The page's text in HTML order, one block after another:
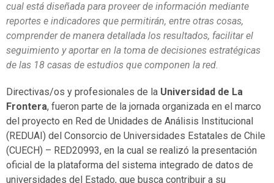
cual está diseñada para proveer de información mediante
reportes e indicadores que permitirán, entre otras cosas,
comprender de manera detallada los resultados, facilitar el
seguimiento y aportar en la toma de decisiones estratégicas
de las 18 casas de estudios que componen la red.
Directivas/os y profesionales de la Universidad de La
Frontera, fueron parte de la jornada organizada en el marco
del proyecto en Red de Unidades de Análisis Institucional
(REDUAI) del Consorcio de Universidades Estatales de Chile
(CUECH) – RED20993, en la cual se realizó la presentación
oficial de la plataforma del sistema integrado de datos de
universidades del Estado, que busca contribuir a su